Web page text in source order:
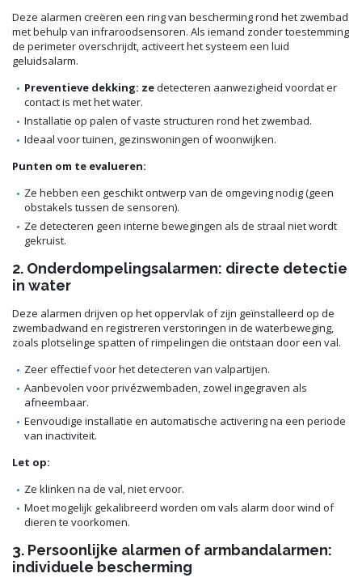
Deze alarmen creëren een ring van bescherming rond het zwembad
met behulp van infraroodsensoren. Als iemand zonder toestemming
de perimeter overschrijdt, activeert het systeem een luid
geluidsalarm.
Preventieve dekking: zedetecteren aanwezigheid voordat er
contact is met het water.
Installatie op palen of vaste structuren rond het zwembad.
Ideaal voor tuinen, gezinswoningen of woonwijken.
Punten om te evalueren:
Ze hebben een geschikt ontwerp van de omgeving nodig (geen
obstakels tussen de sensoren).
Ze detecteren geen interne bewegingen als de straal niet wordt
gekruist.
2. Onderdompelingsalarmen: directe detectie
in water
Deze alarmen drijven op het oppervlak of zijn geïnstalleerd op de
zwembadwand en registreren verstoringen in de waterbeweging,
zoals plotselinge spatten of rimpelingen die ontstaan door een val.
Zeer effectief voor het detecteren van valpartijen.
Aanbevolen voor privézwembaden, zowel ingegraven als
afneembaar.
Eenvoudige installatie en automatische activering na een periode
van inactiviteit.
Let op:
Ze klinken na de val, niet ervoor.
Moet mogelijk gekalibreerd worden om vals alarm door wind of
dieren te voorkomen.
3. Persoonlijke alarmen of armbandalarmen:
individuele bescherming